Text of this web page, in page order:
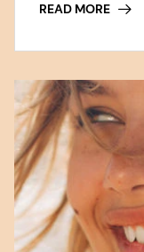
READ MORE